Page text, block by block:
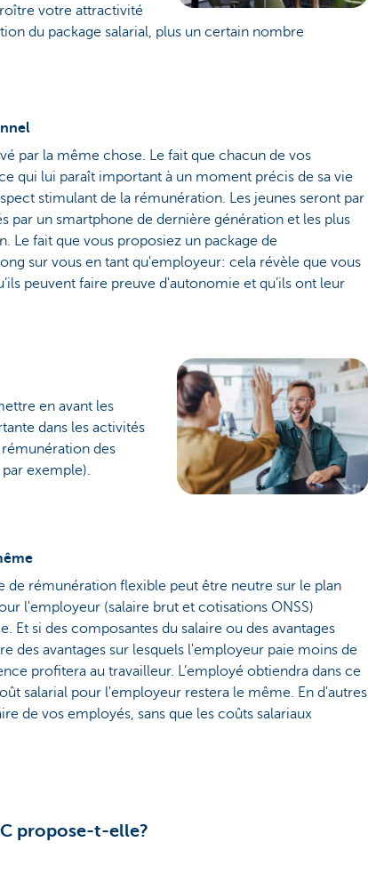
votre attractivité
du package salarial, plus un certain nombre
par la même chose. Le fait que chacun de vos
qui lui paraît important à un moment précis de sa vie
stimulant de la rémunération. Les jeunes seront par
par un smartphone de dernière génération et les plus
Le fait que vous proposiez un package de
sur vous en tant qu'employeur: cela révèle que vous
peuvent faire preuve d'autonomie et qu’ils ont leur
en avant les
dans les activités
rémunération des
exemple).
de rémunération flexible peut être neutre sur le plan
l'employeur (salaire brut et cotisations ONSS)
Et si des composantes du salaire ou des avantages
des avantages sur lesquels l'employeur paie moins de
profitera au travailleur. L’employé obtiendra dans ce
salarial pour l'employeur restera le même. En d'autres
de vos employés, sans que les coûts salariaux
propose-t-elle?